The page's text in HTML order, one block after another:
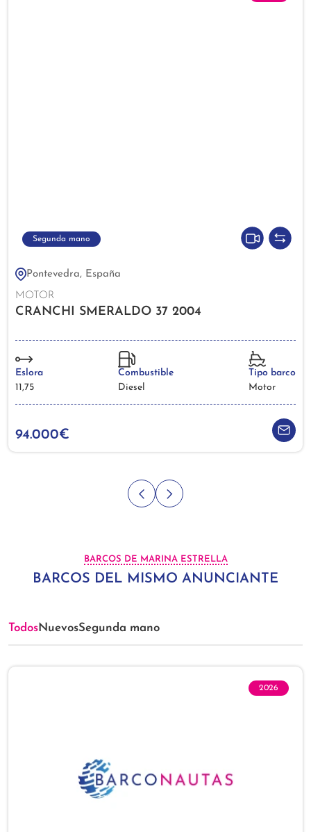
Segunda mano
Pontevedra, España
MOTOR
CRANCHI SMERALDO 37 2004
Eslora
11,75
Combustible
Diesel
Tipo barco
Motor
94.000€
BARCOS DE MARINA ESTRELLA
BARCOS DEL MISMO ANUNCIANTE
TodosNuevosSegunda mano
2026